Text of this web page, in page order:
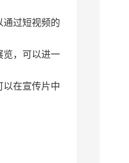
通过短视频的
览，可以进一
以在宣传片中